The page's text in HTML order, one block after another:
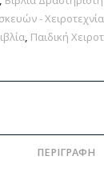
-
, Παιδική
ΠΕΡΙΓΡΑΦΉ